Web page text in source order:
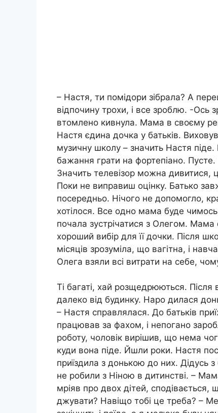
– Настя, ти помідори зібрала? А
відпочину трохи, і все зроблю. -Ось
втомлено кивнула. Мама в своєму
Настя єдина дочка у батьків.
музичну школу – значить Настя
бажання грати на фортепіано.
Значить телевізор можна дивитися,
Поки не виправиш оцінку. Батько
посередньо. Нічого не допомогло,
хотілося. Все одно мама буде
почала зустрічатися з Олегом. Мама
хороший вибір для її дочки. Після
місяців зрозуміла, що вагітна, і
Олега взяли всі витрати на себе,
Ті багаті, хай розщедрюються. Після
далеко від будинку. Наро дилася
– Настя справлялася. До батьків
працював за фахом, і непогано
роботу, чоловік вирішив, що нема
куди вона піде. Йшли роки. Настя
приїздила з донькою до них. Дідусь
не робили з Ніною в дитинстві. –
мріяв про двох дітей,
джувати? Навіщо тобі це треба? –